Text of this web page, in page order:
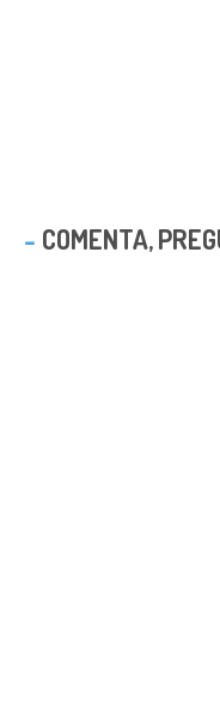
COMENTA,